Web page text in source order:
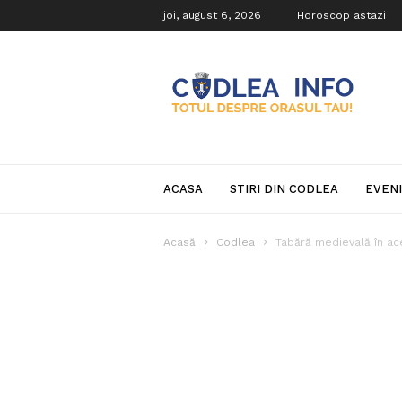
joi, august 6, 2026 Horoscop astazi
Info
ACASA STIRI DIN CODLEA
Acasă Codlea Tabără medievală în